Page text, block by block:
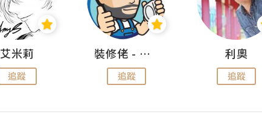
艾米莉
追蹤
裝修佬 - 香港一站式網上裝修平台
追蹤
利奧
追蹤